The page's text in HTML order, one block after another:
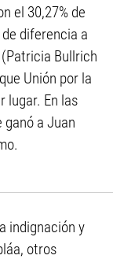
el 30,27% de
diferencia a
Bullrich
Unión por la
lugar. En las
a Juan
indignación y
otros